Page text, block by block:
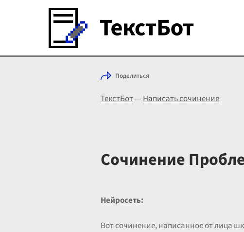
Поделиться
ТекстБот—Написать сочинение
Сочинение
Нейросеть:
Вот сочинение, написанное от лица